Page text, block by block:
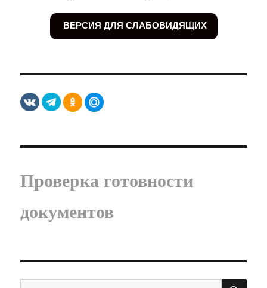
ВЕРСИЯ ДЛЯ СЛАБОВИДЯЩИХ
Проверка готовности
документов